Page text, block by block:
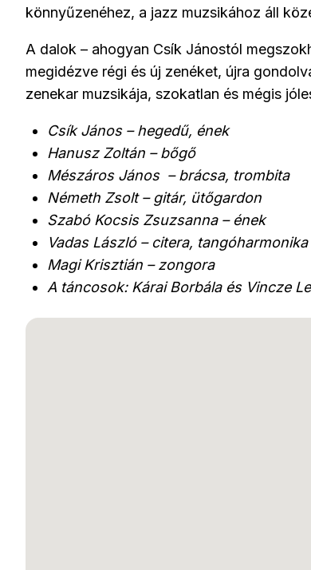
könnyűzenéhez, a jazz muzsikához áll
A dalok – ahogyan Csík Jánostól
megidézve régi és új zenéket, újra
zenekar muzsikája, szokatlan és mégis
Csík János – hegedű, ének
Hanusz Zoltán – bőgő
Mészáros János – brácsa, trombita
Németh Zsolt – gitár, ütőgardon
Szabó Kocsis Zsuzsanna – ének
Vadas László – citera, tangóharmonika
Magi Krisztián – zongora
A táncosok: Kárai Borbála és Vincze